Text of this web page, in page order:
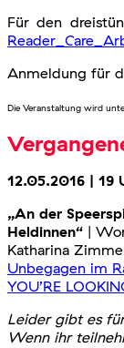
Für den
Anmeldung für
Die Veranstaltung wird
12.05.2016 | 19
„An der
Heldinnen“ |
Katharina
Unbegagen im
YOU’RE
Leider gibt es
Wenn ihr